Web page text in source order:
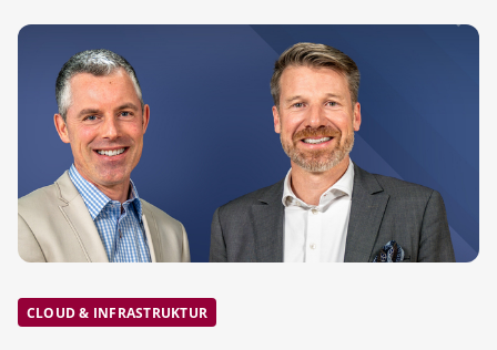
CLOUD & INFRASTRUKTUR